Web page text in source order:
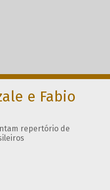
e Fabio
repertório de